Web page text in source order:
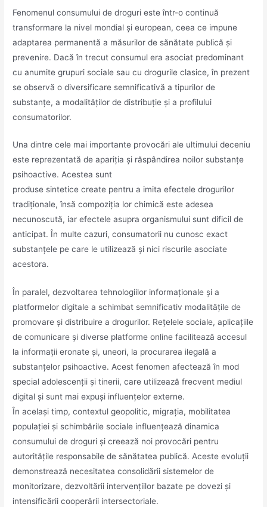
Fenomenul consumului de droguri este într-o continuă
transformare la nivel mondial și european, ceea ce impune
adaptarea permanentă a măsurilor de sănătate publică și
prevenire. Dacă în trecut consumul era asociat predominant
cu anumite grupuri sociale sau cu drogurile clasice, în prezent
se observă o diversificare semnificativă a tipurilor de
substanțe, a modalităților de distribuție și a profilului
consumatorilor.
Una dintre cele mai importante provocări ale ultimului deceniu
este reprezentată de apariția și răspândirea noilor substanțe
psihoactive. Acestea sunt
produse sintetice create pentru a imita efectele drogurilor
tradiționale, însă compoziția lor chimică este adesea
necunoscută, iar efectele asupra organismului sunt dificil de
anticipat. În multe cazuri, consumatorii nu cunosc exact
substanțele pe care le utilizează și nici riscurile asociate
acestora.
În paralel, dezvoltarea tehnologiilor informaționale și a
platformelor digitale a schimbat semnificativ modalitățile de
promovare și distribuire a drogurilor. Rețelele sociale, aplicațiile
de comunicare și diverse platforme online facilitează accesul
la informații eronate și, uneori, la procurarea ilegală a
substanțelor psihoactive. Acest fenomen afectează în mod
special adolescenții și tinerii, care utilizează frecvent mediul
digital și sunt mai expuși influențelor externe.
În același timp, contextul geopolitic, migrația, mobilitatea
populației și schimbările sociale influențează dinamica
consumului de droguri și creează noi provocări pentru
autoritățile responsabile de sănătatea publică. Aceste evoluții
demonstrează necesitatea consolidării sistemelor de
monitorizare, dezvoltării intervențiilor bazate pe dovezi și
intensificării cooperării intersectoriale.